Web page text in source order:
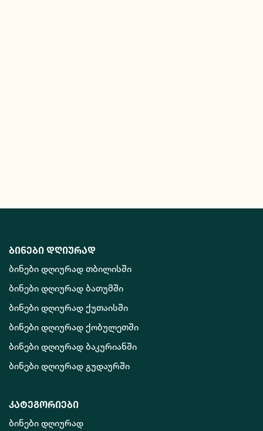
ბინები დღიურად
ბინები დღიურად თბილისში
ბინები დღიურად ბათუმში
ბინები დღიურად ქუთაისში
ბინები დღიურად ქობულეთში
ბინები დღიურად ბაკურიანში
ბინები დღიურად გუდაურში
კატეგორიები
ბინები დღიურად